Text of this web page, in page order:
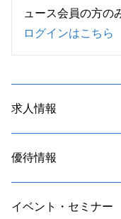
ュース会員の方の
ログインはこちら
求人情報
優待情報
イベント・セミナー